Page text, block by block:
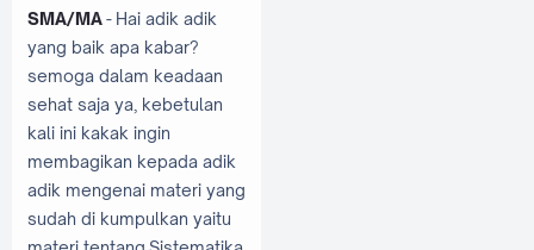
SMA/MA- Hai adik adik
yang baik apa kabar?
semoga dalam keadaan
sehat saja ya, kebetulan
kali ini kakak ingin
membagikan kepada adik
adik mengenai materi yang
sudah di kumpulkan yaitu